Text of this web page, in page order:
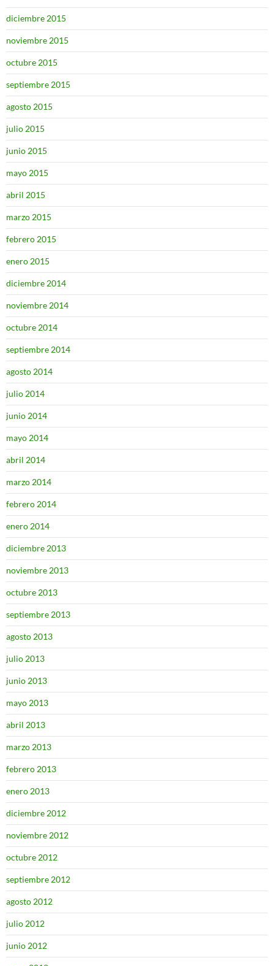
diciembre 2015
noviembre 2015
octubre 2015
septiembre 2015
agosto 2015
julio 2015
junio 2015
mayo 2015
abril 2015
marzo 2015
febrero 2015
enero 2015
diciembre 2014
noviembre 2014
octubre 2014
septiembre 2014
agosto 2014
julio 2014
junio 2014
mayo 2014
abril 2014
marzo 2014
febrero 2014
enero 2014
diciembre 2013
noviembre 2013
octubre 2013
septiembre 2013
agosto 2013
julio 2013
junio 2013
mayo 2013
abril 2013
marzo 2013
febrero 2013
enero 2013
diciembre 2012
noviembre 2012
octubre 2012
septiembre 2012
agosto 2012
julio 2012
junio 2012